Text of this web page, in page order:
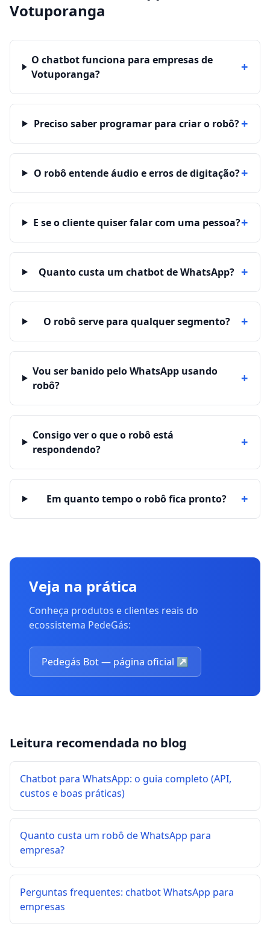
Votuporanga
O chatbot funciona para empresas de
Votuporanga?
+
Preciso saber programar para criar o robô?+
O robô entende áudio e erros de digitação?+
E se o cliente quiser falar com uma pessoa?+
Quanto custa um chatbot de WhatsApp? +
O robô serve para qualquer segmento? +
Vou ser banido pelo WhatsApp usando
robô?
+
Consigo ver o que o robô está
respondendo?
+
Em quanto tempo o robô fica pronto? +
Veja na prática
Conheça produtos e clientes reais do
ecossistema PedeGás:
Pedegás Bot — página oficial ↗
Leitura recomendada no blog
Chatbot para WhatsApp: o guia completo (API,
custos e boas práticas)
Quanto custa um robô de WhatsApp para
empresa?
Perguntas frequentes: chatbot WhatsApp para
empresas